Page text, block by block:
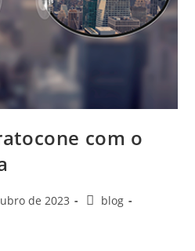
com o
de 2023
blog